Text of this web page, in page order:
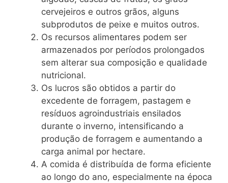
cervejeiros e outros grãos, alguns
subprodutos de peixe e muitos outros.
Os recursos alimentares podem ser
armazenados por períodos prolongados
sem alterar sua composição e qualidade
nutricional.
Os lucros são obtidos a partir do
excedente de forragem, pastagem e
resíduos agroindustriais ensilados
durante o inverno, intensificando a
produção de forragem e aumentando a
carga animal por hectare.
A comida é distribuída de forma eficiente
ao longo do ano, especialmente na época